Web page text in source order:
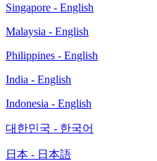
Singapore - English
Malaysia - English
Philippines - English
India - English
Indonesia - English
대한민국 - 한국어
日本 - 日本語